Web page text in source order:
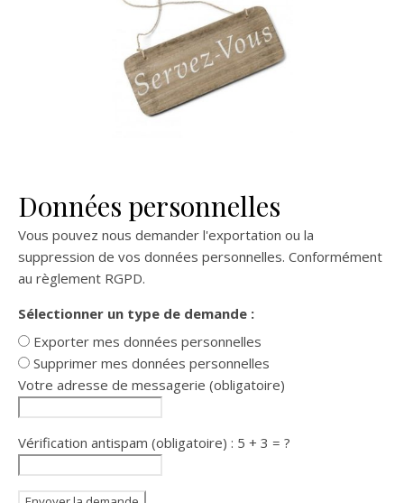
Données personnelles
Vous pouvez nous demander l'exportation ou la
suppression de vos données personnelles. Conformément
au règlement RGPD.
Sélectionner un type de demande :
Exporter mes données personnelles
Supprimer mes données personnelles
Votre adresse de messagerie (obligatoire)
Vérification antispam (obligatoire) : 5 + 3 = ?